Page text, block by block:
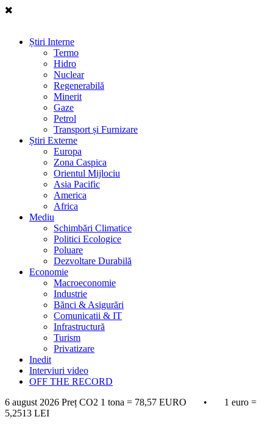
Știri Interne
Termo
Hidro
Nuclear
Regenerabilă
Minerit
Gaze
Petrol
Transport și Furnizare
Știri Externe
Europa
Zona Caspica
Orientul Mijlociu
Asia Pacific
America
Africa
Mediu
Schimbări Climatice
Politici Ecologice
Poluare
Dezvoltare Durabilă
Economie
Macroeconomie
Industrie
Bănci & Asigurări
Comunicatii & IT
Infrastructură
Turism
Privatizare
Inedit
Interviuri video
OFF THE RECORD
6 august 2026 Preț CO2 1 tona = 78,57 EURO • 1 euro =
5,2513 LEI